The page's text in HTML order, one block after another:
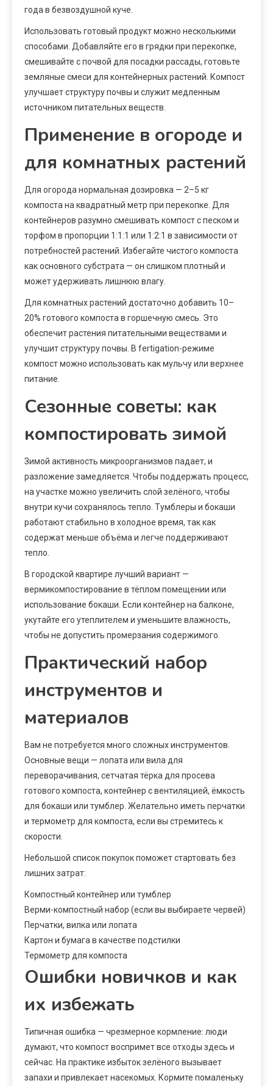
года в безвоздушной куче.
Использовать готовый продукт можно несколькими
способами. Добавляйте его в грядки при перекопке,
смешивайте с почвой для посадки рассады, готовьте
земляные смеси для контейнерных растений. Компост
улучшает структуру почвы и служит медленным
источником питательных веществ.
Применение в огороде и
для комнатных растений
Для огорода нормальная дозировка — 2–5 кг
компоста на квадратный метр при перекопке. Для
контейнеров разумно смешивать компост с песком и
торфом в пропорции 1:1:1 или 1:2:1 в зависимости от
потребностей растений. Избегайте чистого компоста
как основного субстрата — он слишком плотный и
может удерживать лишнюю влагу.
Для комнатных растений достаточно добавить 10–
20% готового компоста в горшечную смесь. Это
обеспечит растения питательными веществами и
улучшит структуру почвы. В fertigation-режиме
компост можно использовать как мульчу или верхнее
питание.
Сезонные советы: как
компостировать зимой
Зимой активность микроорганизмов падает, и
разложение замедляется. Чтобы поддержать процесс,
на участке можно увеличить слой зелёного, чтобы
внутри кучи сохранялось тепло. Тумблеры и бокаши
работают стабильно в холодное время, так как
содержат меньше объёма и легче поддерживают
тепло.
В городской квартире лучший вариант —
вермикомпостирование в тёплом помещении или
использование бокаши. Если контейнер на балконе,
укутайте его утеплителем и уменьшите влажность,
чтобы не допустить промерзания содержимого.
Практический набор
инструментов и
материалов
Вам не потребуется много сложных инструментов.
Основные вещи — лопата или вила для
переворачивания, сетчатая тёрка для просева
готового компоста, контейнер с вентиляцией, ёмкость
для бокаши или тумблер. Желательно иметь перчатки
и термометр для компоста, если вы стремитесь к
скорости.
Небольшой список покупок поможет стартовать без
лишних затрат:
Компостный контейнер или тумблер
Верми-компостный набор (если вы выбираете червей)
Перчатки, вилка или лопата
Картон и бумага в качестве подстилки
Термометр для компоста
Ошибки новичков и как
их избежать
Типичная ошибка — чрезмерное кормление: люди
думают, что компост воспримет все отходы здесь и
сейчас. На практике избыток зелёного вызывает
запахи и привлекает насекомых. Кормите помаленьку